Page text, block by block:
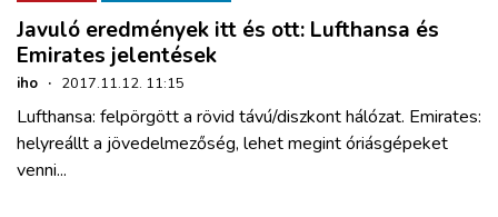
HAJÓZÁS
BLOG
Javuló eredmények itt és ott: Lufthansa és
Emirates jelentések
iho · 2017.11.12. 11:15
Lufthansa: felpörgött a rövid távú/diszkont hálózat. Emirates:
helyreállt a jövedelmezőség, lehet megint óriásgépeket
venni...